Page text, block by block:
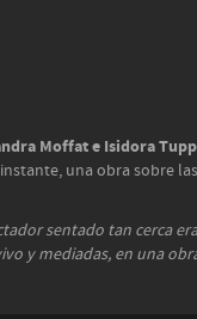
Moffat e Isidora
una obra sobre
sentado tan cerca
y mediadas, en una